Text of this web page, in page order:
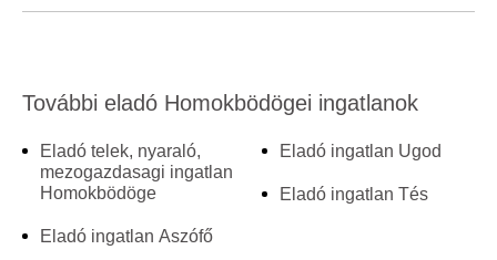
További eladó Homokbödögei ingatlanok
Eladó telek, nyaraló,
mezogazdasagi ingatlan
Homokbödöge
Eladó ingatlan Aszófő
Eladó ingatlan Ugod
Eladó ingatlan Tés